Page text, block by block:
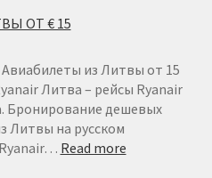
ИЗ
НА
КАНАРСКИЕ
ОСТРОВА
ОТ € 15
из Литвы от 15
Литва – рейсы Ryanair
Бронирование дешевых
Литвы на русском
Read more: